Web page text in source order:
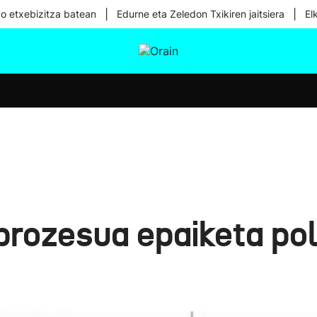
etxebizitza batean Edurne eta Zeledon Txikiren jaitsiera
epaiketa